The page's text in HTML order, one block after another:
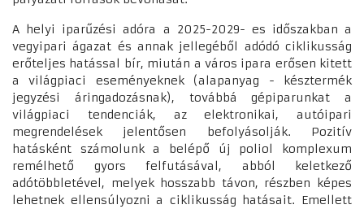
A helyi iparűzési adóra a 2025-2029- es időszakban a
vegyipari ágazat és annak jellegéből adódó ciklikusság
erőteljes hatással bír, miután a város ipara erősen kitett
a világpiaci eseményeknek (alapanyag - késztermék
jegyzési áringadozásnak), továbbá gépiparunkat a
világpiaci tendenciák, az elektronikai, autóipari
megrendelések jelentősen befolyásolják. Pozitív
hatásként számolunk a belépő új poliol komplexum
remélhető gyors felfutásával, abból keletkező
adótöbbletével, melyek hosszabb távon, részben képes
lehetnek ellensúlyozni a ciklikusság hatásait. Emellett